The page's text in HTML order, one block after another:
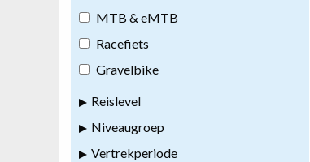
MTB & eMTB
Racefiets
Gravelbike
Reislevel
Niveaugroep
Vertrekperiode